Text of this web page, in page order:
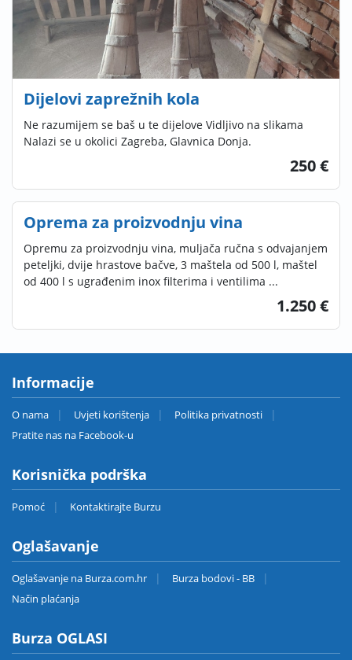
Dijelovi zaprežnih kola
Ne razumijem se baš u te dijelove Vidljivo na slikama
Nalazi se u okolici Zagreba, Glavnica Donja.
250 €
Oprema za proizvodnju vina
Opremu za proizvodnju vina, muljača ručna s odvajanjem
peteljki, dvije hrastove bačve, 3 maštela od 500 l, maštel
od 400 l s ugrađenim inox filterima i ventilima ...
1.250 €
Informacije
O nama Uvjeti korištenja
Politika privatnosti
Pratite nas na Facebook-u
Korisnička podrška
Pomoć Kontaktirajte Burzu
Oglašavanje
Oglašavanje na Burza.com.hr
Burza bodovi - BB
Način plaćanja
Burza OGLASI